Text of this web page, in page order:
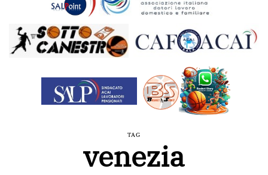
TAG
venezia